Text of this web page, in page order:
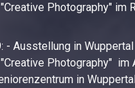
Photography" im
- Ausstellung in
Photography" im
in